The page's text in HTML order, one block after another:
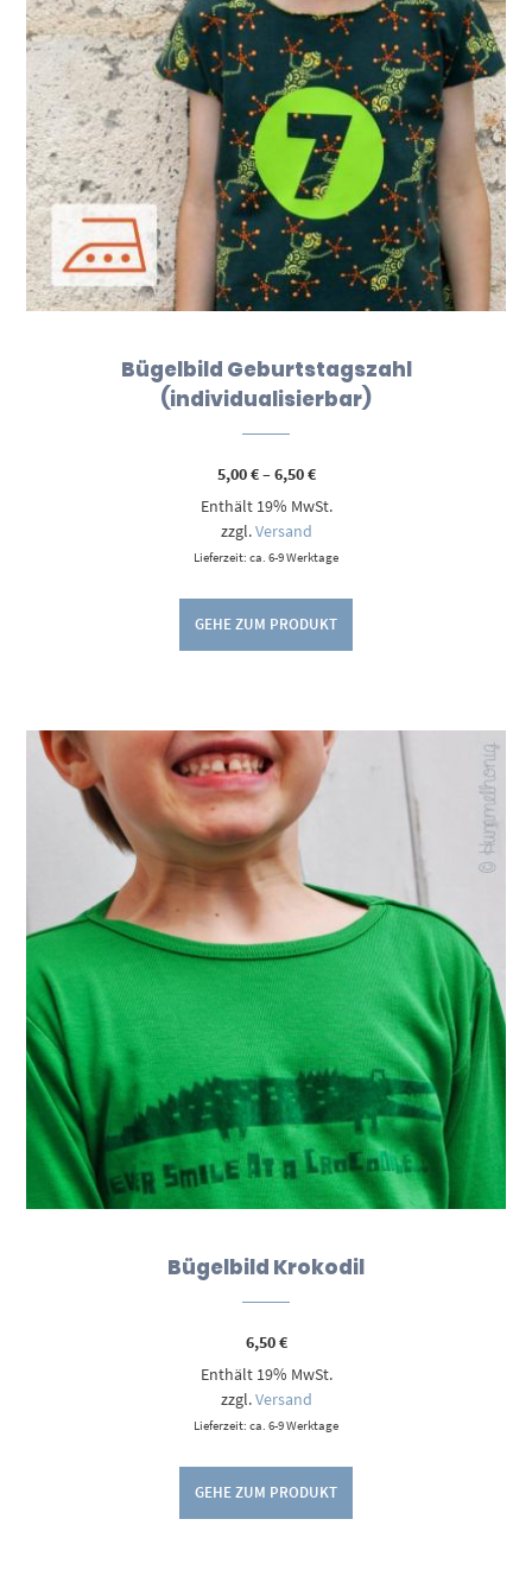
Bügelbild Geburtstagszahl
(individualisierbar)
5,00€–6,50€Preisspanne:
bis
Enthält 19% MwSt.
zzgl.Versand
Lieferzeit: ca. 6-9 Werktage
GEHE ZUM PRODUKT
Bügelbild Krokodil
6,50€
Enthält 19% MwSt.
zzgl.Versand
Lieferzeit: ca. 6-9 Werktage
GEHE ZUM PRODUKT